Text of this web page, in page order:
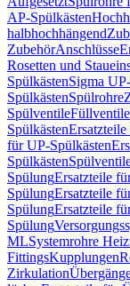
AP-Spülkästen
halbhochhängend
ZubehörAnschlüsse
Rosetten und
SpülkästenSigma
SpülkästenSpülrohre
SpülventileFüllventile
Spülkästen
für UP-Spülkästen
Spülkästen
SpülungErsatzteile
SpülungErsatzteile
SpülungErsatzteile
Spülung
MLSystemrohre
FittingsKupplungen
Zirkulation